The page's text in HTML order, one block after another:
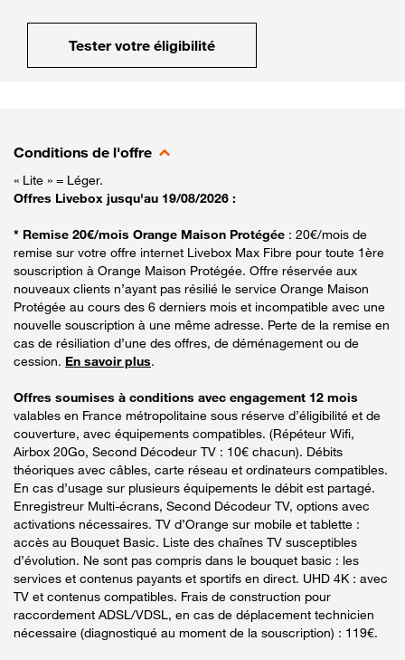
Tester votre éligibilité
Conditions de l'offre
« Lite » = Léger.
Offres Livebox jusqu'au 19/08/2026 :
* Remise 20€/mois Orange Maison Protégée : 20€/mois de
remise sur votre offre internet Livebox Max Fibre pour toute 1ère
souscription à Orange Maison Protégée. Offre réservée aux
nouveaux clients n’ayant pas résilié le service Orange Maison
Protégée au cours des 6 derniers mois et incompatible avec une
nouvelle souscription à une même adresse. Perte de la remise en
cas de résiliation d’une des offres, de déménagement ou de
cession. En savoir plus.
Offres soumises à conditions avec engagement 12 mois
valables en France métropolitaine sous réserve d’éligibilité et de
couverture, avec équipements compatibles. (Répéteur Wifi,
Airbox 20Go, Second Décodeur TV : 10€ chacun). Débits
théoriques avec câbles, carte réseau et ordinateurs compatibles.
En cas d’usage sur plusieurs équipements le débit est partagé.
Enregistreur Multi-écrans, Second Décodeur TV, options avec
activations nécessaires. TV d’Orange sur mobile et tablette :
accès au Bouquet Basic. Liste des chaînes TV susceptibles
d’évolution. Ne sont pas compris dans le bouquet basic : les
services et contenus payants et sportifs en direct. UHD 4K : avec
TV et contenus compatibles. Frais de construction pour
raccordement ADSL/VDSL, en cas de déplacement technicien
nécessaire (diagnostiqué au moment de la souscription) : 119€.